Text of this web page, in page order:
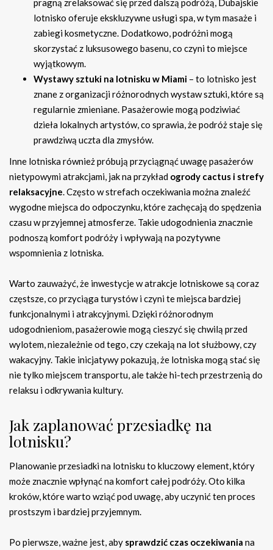
lotnisko oferuje ekskluzywne usługi spa, w tym masaże i
zabiegi kosmetyczne. Dodatkowo, podróżni mogą
skorzystać z luksusowego basenu, co czyni to miejsce
wyjątkowym.
Wystawy sztuki na lotnisku w Miami – to lotnisko jest
znane z organizacji różnorodnych wystaw sztuki, które są
regularnie zmieniane. Pasażerowie mogą podziwiać
dzieła lokalnych artystów, co sprawia, że podróż staje się
prawdziwą uczta dla zmysłów.
Inne lotniska również próbują przyciągnąć uwagę pasażerów
nietypowymi atrakcjami, jak na przykład ogrody cactus i strefy
relaksacyjne . Często w strefach oczekiwania można znaleźć
wygodne miejsca do odpoczynku, które zachęcają do spędzenia
czasu w przyjemnej atmosferze. Takie udogodnienia znacznie
podnoszą komfort podróży i wpływają na pozytywne
wspomnienia z lotniska.
Warto zauważyć, że inwestycje w atrakcje lotniskowe są coraz
częstsze, co przyciąga turystów i czyni te miejsca bardziej
funkcjonalnymi i atrakcyjnymi. Dzięki różnorodnym
udogodnieniom, pasażerowie mogą cieszyć się chwilą przed
wylotem, niezależnie od tego, czy czekają na lot służbowy, czy
wakacyjny. Takie inicjatywy pokazują, że lotniska mogą stać się
nie tylko miejscem transportu, ale także hi-tech przestrzenią do
relaksu i odkrywania kultury.
Jak zaplanować przesiadkę na
lotnisku?
Planowanie przesiadki na lotnisku to kluczowy element, który
może znacznie wpłynąć na komfort całej podróży. Oto kilka
kroków, które warto wziąć pod uwagę, aby uczynić ten proces
prostszym i bardziej przyjemnym.
Po pierwsze, ważne jest, aby sprawdzić czas oczekiwania na